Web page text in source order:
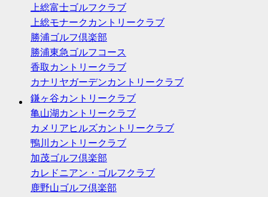
上総富士ゴルフクラブ
上総モナークカントリークラブ
勝浦ゴルフ倶楽部
勝浦東急ゴルフコース
香取カントリークラブ
カナリヤガーデンカントリークラブ
鎌ヶ谷カントリークラブ
亀山湖カントリークラブ
カメリアヒルズカントリークラブ
鴨川カントリークラブ
加茂ゴルフ倶楽部
カレドニアン・ゴルフクラブ
鹿野山ゴルフ倶楽部